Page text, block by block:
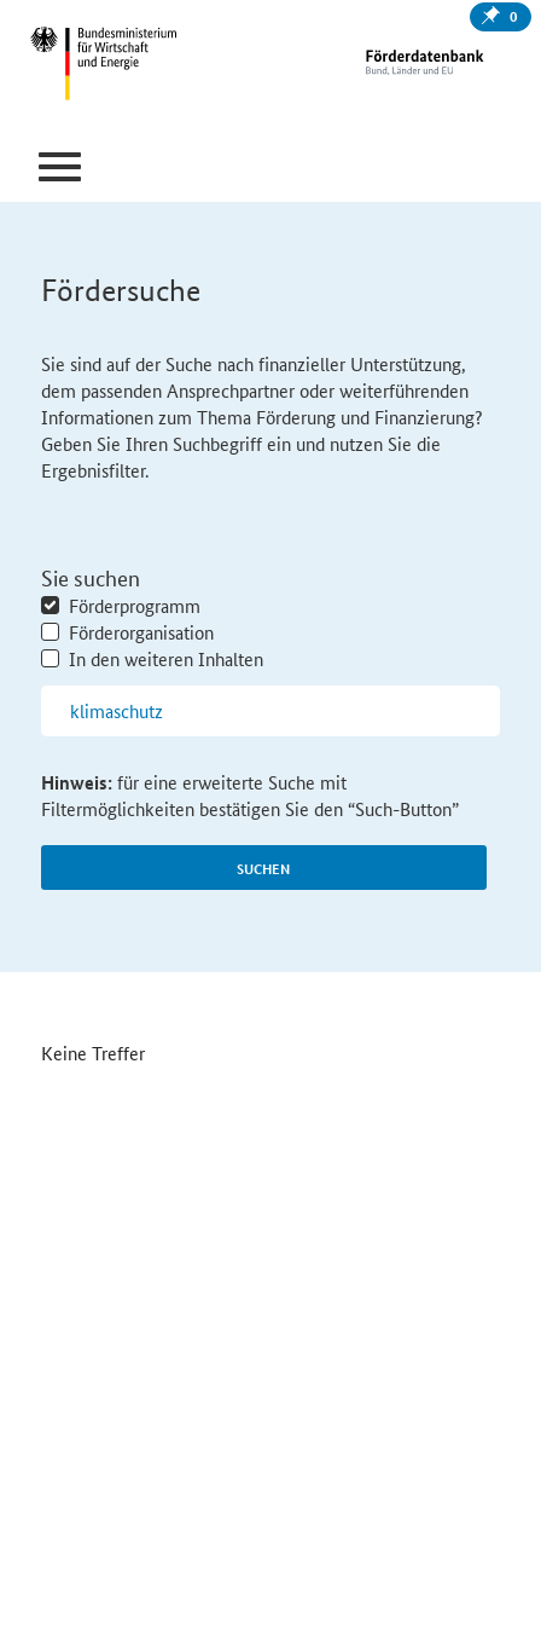
0
Fördersuche
Sie sind auf der Suche nach finanzieller Unterstützung,
dem passenden Ansprechpartner oder weiterführenden
Informationen zum Thema Förderung und Finanzierung?
Geben Sie Ihren Suchbegriff ein und nutzen Sie die
Ergebnisfilter.
Sie suchen
Förderprogramm
Förderorganisation
In den weiteren Inhalten
SUCHEN
Hinweis:für eine erweiterte Suche mit
Filtermöglichkeiten bestätigen Sie den “Such-Button”
Keine Treffer